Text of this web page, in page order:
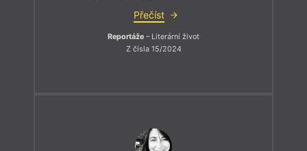
Přečíst
Reportáže – Literární život
Z čísla 15/2024